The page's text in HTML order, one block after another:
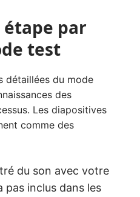
par
test
détaillées du mode
des
Les diapositives
comme des
du son avec votre
pas inclus dans les